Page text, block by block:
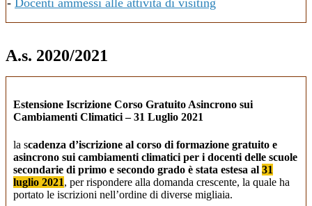
- Docenti ammessi alle attività di visiting
A.s. 2020/2021
Estensione Iscrizione Corso Gratuito Asincrono sui
Cambiamenti Climatici – 31 Luglio 2021
la scadenza d’iscrizione al corso di formazione gratuito e
asincrono sui cambiamenti climatici per i docenti delle scuole
secondarie di primo e secondo grado è stata estesa al 31
luglio 2021, per rispondere alla domanda crescente, la quale ha
portato le iscrizioni nell’ordine di diverse migliaia.